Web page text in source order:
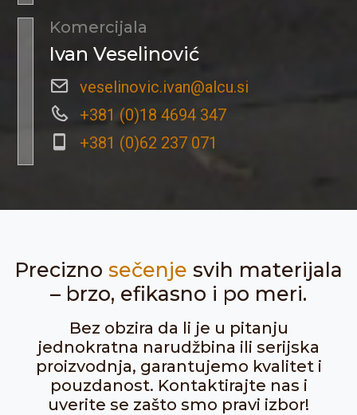
Komercijala
Ivan Veselinović
veselinovic.ivan@alcu.si
+381 (0)18 4694 347
+381 (0)62 237 071
Precizno sečenje svih materijala
– brzo, efikasno i po meri.
Bez obzira da li je u pitanju
jednokratna narudžbina ili serijska
proizvodnja, garantujemo kvalitet i
pouzdanost. Kontaktirajte nas i
uverite se zašto smo pravi izbor!